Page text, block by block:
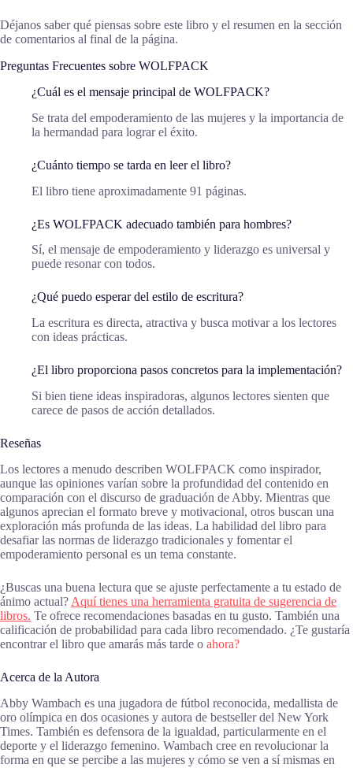
Déjanos saber qué piensas sobre este libro y el resumen en la sección
de comentarios al final de la página.
Preguntas Frecuentes sobre WOLFPACK
¿Cuál es el mensaje principal de WOLFPACK?
Se trata del empoderamiento de las mujeres y la importancia de
la hermandad para lograr el éxito.
¿Cuánto tiempo se tarda en leer el libro?
El libro tiene aproximadamente 91 páginas.
¿Es WOLFPACK adecuado también para hombres?
Sí, el mensaje de empoderamiento y liderazgo es universal y
puede resonar con todos.
¿Qué puedo esperar del estilo de escritura?
La escritura es directa, atractiva y busca motivar a los lectores
con ideas prácticas.
¿El libro proporciona pasos concretos para la implementación?
Si bien tiene ideas inspiradoras, algunos lectores sienten que
carece de pasos de acción detallados.
Reseñas
Los lectores a menudo describen WOLFPACK como inspirador,
aunque las opiniones varían sobre la profundidad del contenido en
comparación con el discurso de graduación de Abby. Mientras que
algunos aprecian el formato breve y motivacional, otros buscan una
exploración más profunda de las ideas. La habilidad del libro para
desafiar las normas de liderazgo tradicionales y fomentar el
empoderamiento personal es un tema constante.
¿Buscas una buena lectura que se ajuste perfectamente a tu estado de
ánimo actual? Aquí tienes una herramienta gratuita de sugerencia de
libros. Te ofrece recomendaciones basadas en tu gusto. También una
calificación de probabilidad para cada libro recomendado. ¿Te gustaría
encontrar el libro que amarás más tarde o ahora?
Acerca de la Autora
Abby Wambach es una jugadora de fútbol reconocida, medallista de
oro olímpica en dos ocasiones y autora de bestseller del New York
Times. También es defensora de la igualdad, particularmente en el
deporte y el liderazgo femenino. Wambach cree en revolucionar la
forma en que se percibe a las mujeres y cómo se ven a sí mismas en